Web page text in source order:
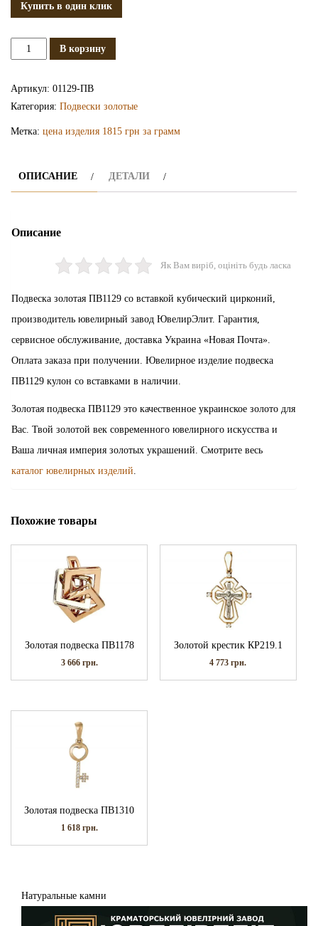
Купить в один клик
КоличествоВ корзину
Артикул: 01129-ПВ
Категория: Подвески золотые
Метка: цена изделия 1815 грн за грамм
ОПИСАНИЕ ДЕТАЛИ
Описание
Як Вам виріб, оцініть будь ласка
Подвеска золотая ПВ1129 со вставкой кубический цирконий,
производитель ювелирный завод ЮвелирЭлит. Гарантия,
сервисное обслуживание, доставка Украина «Новая Почта».
Оплата заказа при получении. Ювелирное изделие подвеска
ПВ1129 кулон со вставками в наличии.
Золотая подвеска ПВ1129 это качественное украинское золото для
Вас. Твой золотой век современного ювелирного искусства и
Ваша личная империя золотых украшений. Смотрите весь
каталог ювелирных изделий
Похожие товары
Золотая подвеска ПВ1178
3 666 грн.
Золотой крестик КР219.1
4 773грн.
Золотая подвеска ПВ1310
1 618 грн.
Натуральные камни